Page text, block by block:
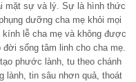
mặt sự và lý. Sự là hình thức
dưỡng cha mẹ khỏi mọi
lễ cha mẹ và không được
đời sống tâm linh cho cha mẹ.
phước lành, tu theo chánh
lành, tin sâu nhơn quả, thoát